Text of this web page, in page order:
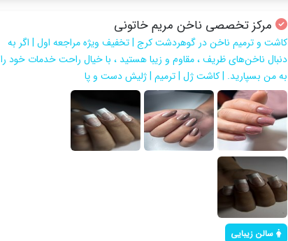
مرکز تخصصی ناخن مریم خاتونی
کاشت و ترمیم ناخن در گوهردشت کرج | تخفیف ویژه مراجعه اول | اگر به
دنبال ناخن‌های ظریف ، مقاوم و زیبا هستید ، با خیال راحت خدمات خود را
به من بسپارید. | کاشت ژل | ترمیم | ژلیش دست و پا
سالن زیبایی